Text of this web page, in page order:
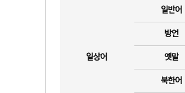
일상어
일반어
방언
옛말
북한어